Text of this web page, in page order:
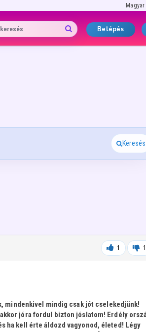
Magyar
Belépés
Keresés
1 1
mindenkivel mindig csak jót cselekedjünk!
jóra fordul bizton jóslatom! Erdély
ha kell érte áldozd vagyonod, életed! Légy